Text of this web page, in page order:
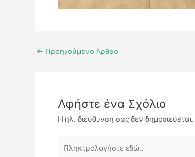
← Προηγούμενο Άρθρο
Αφήστε ένα Σχόλιο
Η ηλ. διεύθυνση σας δεν δημοσιεύεται.
εδώ..